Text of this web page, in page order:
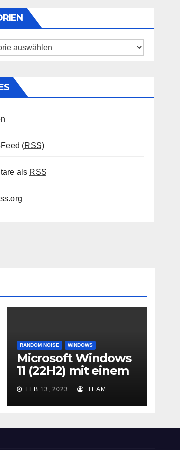
(RSS)
als RSS
RANDOM NOISE WINDOWS
Microsoft Windows
11 (22H2) mit einem
lokalen Konto ohne
Microsoft Konto
installieren
FEB 13, 2023 TEAM